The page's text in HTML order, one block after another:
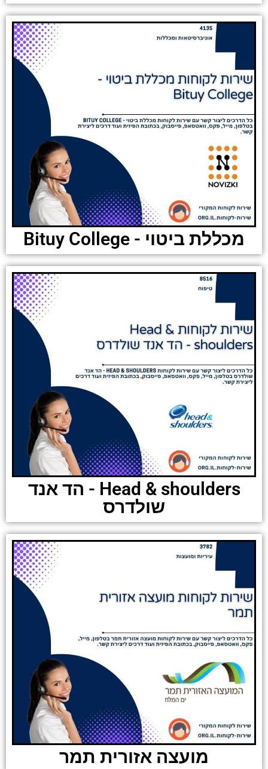
מכללת ביטוי - Bituy College
Head & shoulders - הד אנד
שולדרס
מועצה אזורית תמר